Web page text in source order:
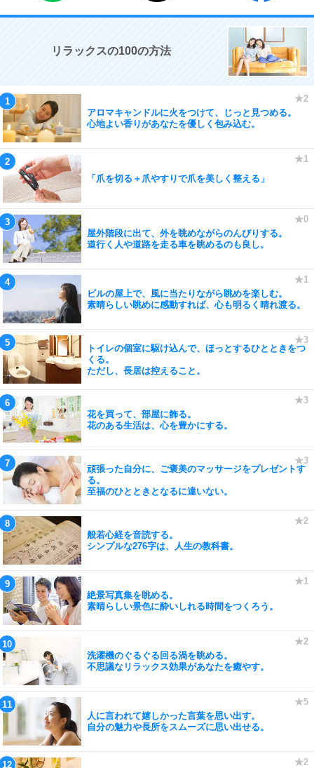
リラックスの100の方法
アロマキャンドルに火をつけて、じっと見つめる。
心地よい香りがあなたを優しく包み込む。
「爪を切る＋爪やすりで爪を美しく整える」
屋外階段に出て、外を眺めながらのんびりする。
道行く人や道路を走る車を眺めるのも良し。
ビルの屋上で、風に当たりながら眺めを楽しむ。
素晴らしい眺めに感動すれば、心も明るく晴れ渡る。
トイレの個室に駆け込んで、ほっとするひとときをつ
くる。
ただし、長居は控えること。
花を買って、部屋に飾る。
花のある生活は、心を豊かにする。
頑張った自分に、ご褒美のマッサージをプレゼントす
る。
至福のひとときとなるに違いない。
般若心経を音読する。
シンプルな276字は、人生の教科書。
絶景写真集を眺める。
素晴らしい景色に酔いしれる時間をつくろう。
洗濯機のぐるぐる回る渦を眺める。
不思議なリラックス効果があなたを癒やす。
人に言われて嬉しかった言葉を思い出す。
自分の魅力や長所をスムーズに思い出せる。